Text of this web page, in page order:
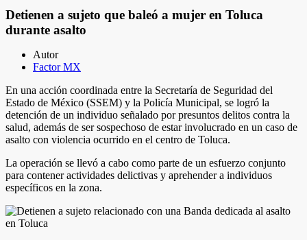
Detienen a sujeto que baleó a mujer en Toluca
durante asalto
Autor
Factor MX
En una acción coordinada entre la Secretaría de Seguridad del
Estado de México (SSEM) y la Policía Municipal, se logró la
detención de un individuo señalado por presuntos delitos contra la
salud, además de ser sospechoso de estar involucrado en un caso de
asalto con violencia ocurrido en el centro de Toluca.
La operación se llevó a cabo como parte de un esfuerzo conjunto
para contener actividades delictivas y aprehender a individuos
específicos en la zona.